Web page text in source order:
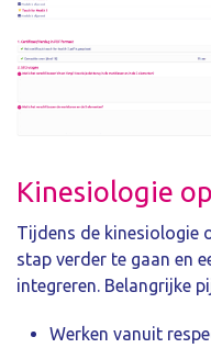
Kinesiologie
Tijdens de kinesiologie
stap verder te gaan en
integreren. Belangrijke
Werken vanuit